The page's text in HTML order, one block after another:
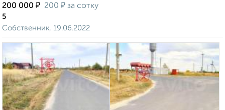
200 000 ₽ 200 ₽ за сотку
5
Собственник, 19.06.2022